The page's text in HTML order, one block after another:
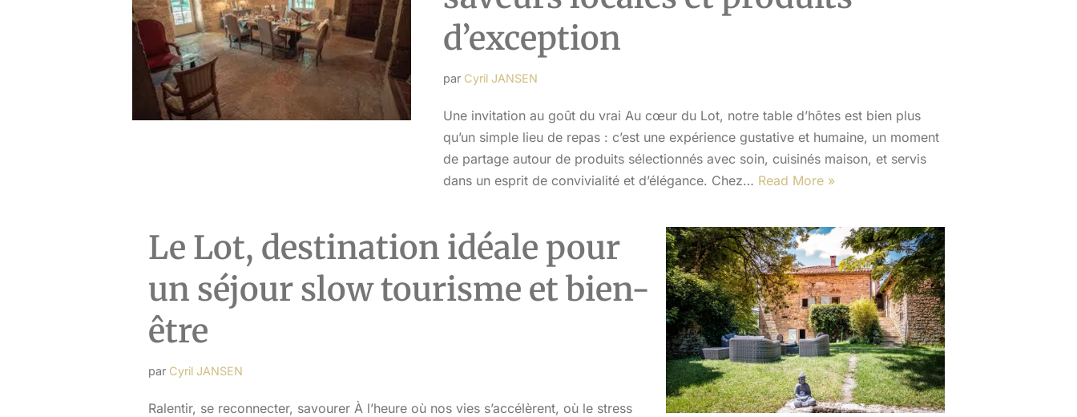
d’exception
par Cyril JANSEN
Une invitation au goût du vrai Au cœur du Lot, notre table d’hôtes est bien plus
qu’un simple lieu de repas : c’est une expérience gustative et humaine, un moment
de partage autour de produits sélectionnés avec soin, cuisinés maison, et servis
dans un esprit de convivialité et d’élégance. Chez… Read More »
Le Lot, destination idéale pour
un séjour slow tourisme et bien-
être
par Cyril JANSEN
Ralentir, se reconnecter, savourer À l’heure où nos vies s’accélèrent, où le stress